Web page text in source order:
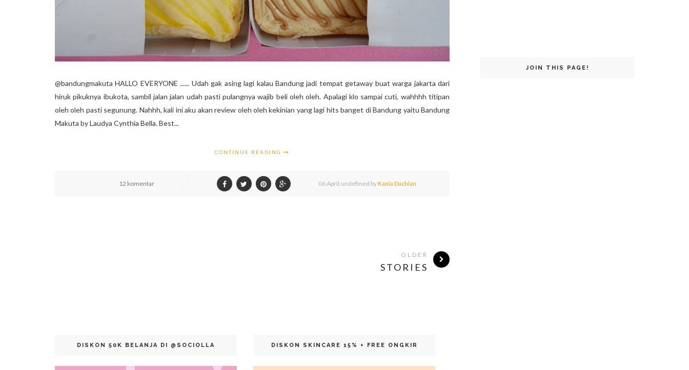
@bandungmakuta HALLO EVERYONE ...... Udah gak asing lagi kalau Bandung jadi tempat getaway buat warga jakarta dari
hiruk pikuknya ibukota, sambil jalan jalan udah pasti pulangnya wajib beli oleh oleh. Apalagi klo sampai cuti, wahhhh titipan
oleh oleh pasti segunung. Nahhh, kali ini aku akan review oleh oleh kekinian yang lagi hits banget di Bandung yaitu Bandung
Makuta by Laudya Cynthia Bella. Best...
CONTINUE READING
12 komentar 06April,undefined byKania Dachlan
OLDER
STORIES
JOIN THIS PAGE!
DISKON 50K BELANJA DI @SOCIOLLA DISKON SKINCARE 15% + FREE ONGKIR